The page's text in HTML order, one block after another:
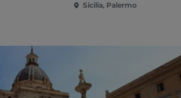
Sicilia, Palermo